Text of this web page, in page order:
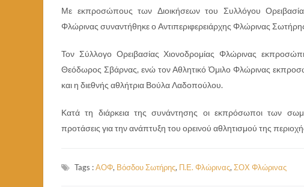
Με εκπροσώπους των Διοικήσεων του Συλλόγου
Φλώρινας συναντήθηκε ο Αντιπεριφερειάρχης Φλώρινας
Τον Σύλλογο Ορειβασίας Χιονοδρομίας Φλώρινας
Θεόδωρος Σβάρνας, ενώ τον Αθλητικό Όμιλο Φλώρινας
και η διεθνής αθλήτρια Βούλα Λαδοπούλου.
Κατά τη διάρκεια της συνάντησης οι εκπρόσωποι των
προτάσεις για την ανάπτυξη του ορεινού αθλητισμού της
Tags :ΑΟΦ, Βόσδου Σωτήρης, Π.Ε. Φλώρινας, ΣΟΧ Φλώρινας